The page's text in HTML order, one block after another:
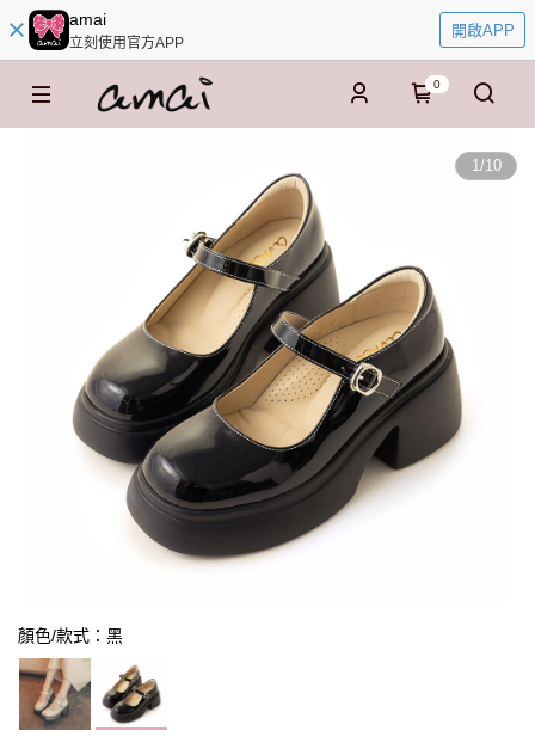
amai
立刻使用官方APP
開啟APP
0
1/10
顏色/款式：黑